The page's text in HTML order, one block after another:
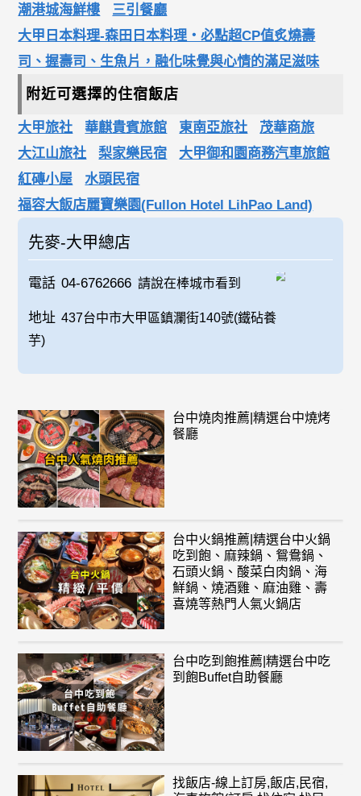
潮港城海鮮樓
三引餐廳
大甲日本料理-森田日本料理‧必點超CP值炙燒壽
司、握壽司、生魚片，融化味覺與心情的滿足滋味
附近可選擇的住宿飯店
大甲旅社 華麒貴賓旅館 東南亞旅社
茂華商旅
大江山旅社
梨家樂民宿
大甲御和園商務汽車旅館
紅磚小屋
水頭民宿
福容大飯店麗寶樂園(Fullon Hotel LihPao Land)
先麥-大甲總店
電話 04-6762666 請說在棒城市看到
地址 437台中市大甲區鎮瀾街140號(鐵砧養
芋)
台中燒肉推薦|精選台中燒烤
餐廳
台中火鍋推薦|精選台中火鍋
吃到飽、麻辣鍋、鴛鴦鍋、
石頭火鍋、酸菜白肉鍋、海
鮮鍋、燒酒雞、麻油雞、壽
喜燒等熱門人氣火鍋店
台中吃到飽推薦|精選台中吃
到飽Buffet自助餐廳
找飯店-線上訂房,飯店,民宿,